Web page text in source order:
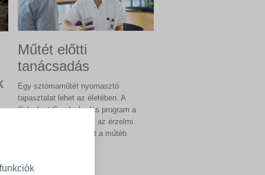
Műtét előtti
tanácsadás
Egy sztómaműtét nyomasztó
tapasztalat lehet az életében. A
Coloplast Gondoskodás program a
gyakorlati tanácsok és az érzelmi
kérdések terén is segít a műtéti